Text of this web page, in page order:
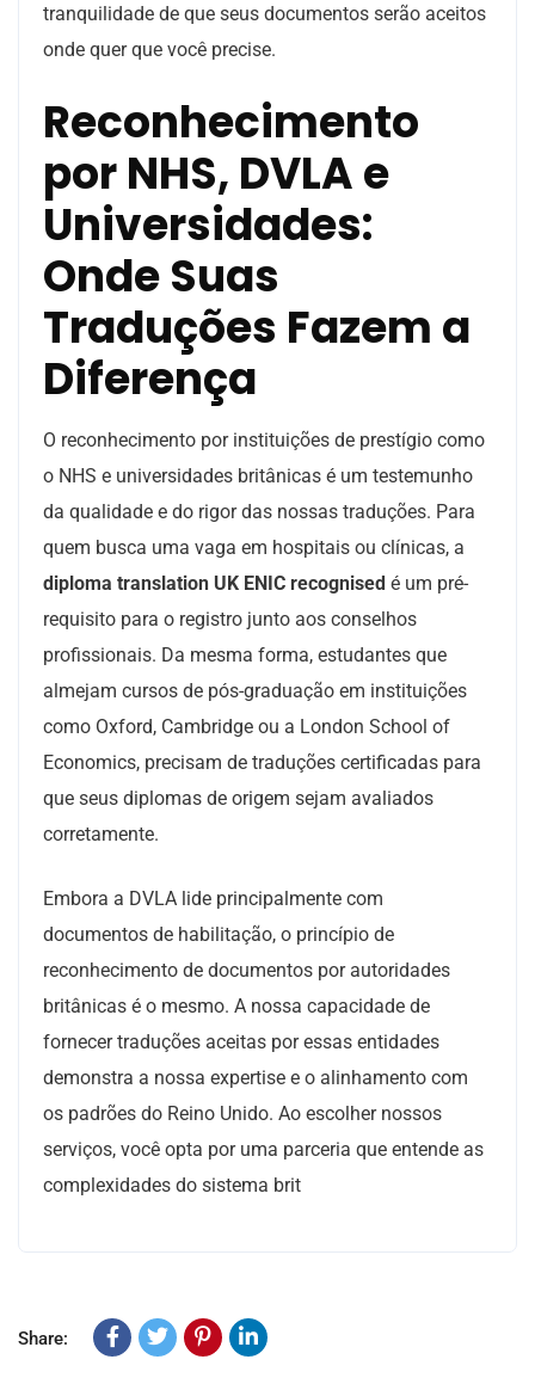
tranquilidade de que seus documentos serão aceitos
onde quer que você precise.
Reconhecimento
por NHS, DVLA e
Universidades:
Onde Suas
Traduções Fazem a
Diferença
O reconhecimento por instituições de prestígio como
o NHS e universidades britânicas é um testemunho
da qualidade e do rigor das nossas traduções. Para
quem busca uma vaga em hospitais ou clínicas, a
diploma translation UK ENIC recognised é um pré-
requisito para o registro junto aos conselhos
profissionais. Da mesma forma, estudantes que
almejam cursos de pós-graduação em instituições
como Oxford, Cambridge ou a London School of
Economics, precisam de traduções certificadas para
que seus diplomas de origem sejam avaliados
corretamente.
Embora a DVLA lide principalmente com
documentos de habilitação, o princípio de
reconhecimento de documentos por autoridades
britânicas é o mesmo. A nossa capacidade de
fornecer traduções aceitas por essas entidades
demonstra a nossa expertise e o alinhamento com
os padrões do Reino Unido. Ao escolher nossos
serviços, você opta por uma parceria que entende as
complexidades do sistema brit
Share: